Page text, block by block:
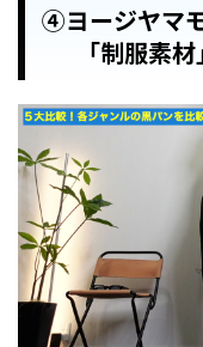
④ヨージヤマ
「制服素